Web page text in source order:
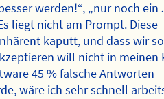
werden!“, „nur noch ein
liegt nicht am Prompt. Diese
kaputt, und dass wir
will nicht in meinen
45 % falsche Antworten
wäre ich sehr schnell